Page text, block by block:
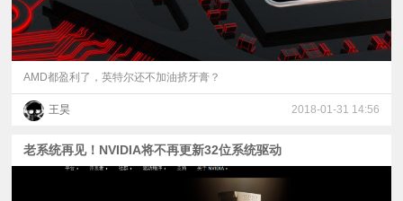
AMD都盈利了，英特尔还不加油挤牙膏？
王昊 2018-01-31 14:56
老系统再见！NVIDIA将不再更新32位系统驱动